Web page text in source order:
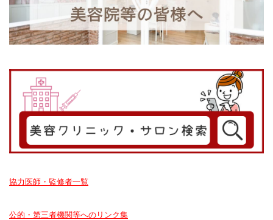
協力医師・監修者一覧
公的・第三者機関等へのリンク集